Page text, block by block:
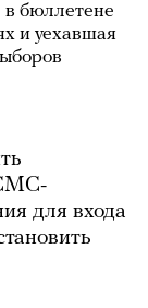
бюллетене
и уехавшая
для входа